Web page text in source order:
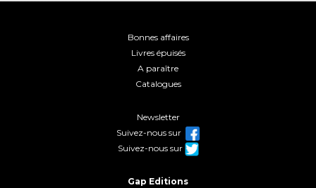
Bonnes affaires
Livres épuisés
A paraître
Catalogues
Newsletter
Suivez-nous sur
Suivez-nous sur
Gap Editions